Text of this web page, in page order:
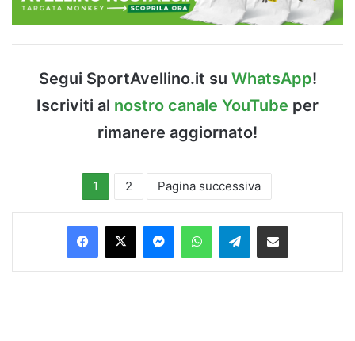
Segui SportAvellino.it su WhatsApp!
Iscriviti al nostro canale YouTube per
rimanere aggiornato!
1 2 Pagina successiva
Facebook
X MessengerWhatsAppTelegramCondividi via Email